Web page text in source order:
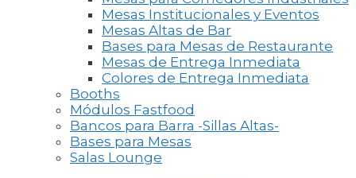
Mesas Institucionales y Eventos
Mesas Altas de Bar
Bases para Mesas de Restaurante
Mesas de Entrega Inmediata
Colores de Entrega Inmediata
Booths
Módulos Fastfood
Bancos para Barra -Sillas Altas-
Bases para Mesas
Salas Lounge